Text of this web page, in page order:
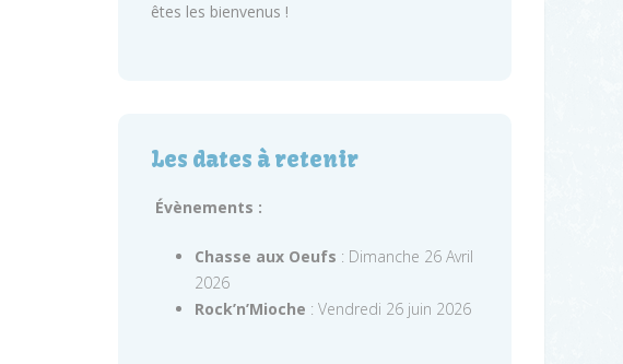
êtes les bienvenus !
Les dates à retenir
Évènements :
Chasse aux Oeufs : Dimanche 26 Avril
2026
Rock’n’Mioche : Vendredi 26 juin 2026